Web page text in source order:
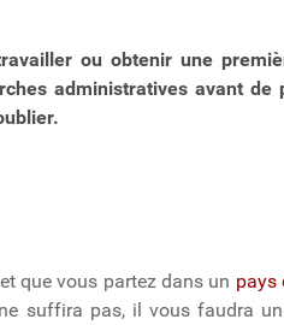
ou obtenir une
administratives avant
que vous partez dans un pays
suffira pas, il vous faudra